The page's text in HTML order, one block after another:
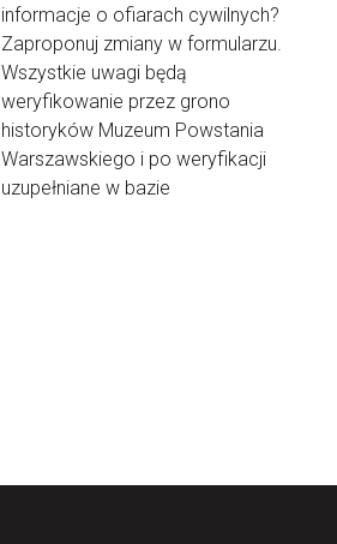
informacje o ofiarach cywilnych?
Zaproponuj zmiany w formularzu.
Wszystkie uwagi będą
weryfikowanie przez grono
historyków Muzeum Powstania
Warszawskiego i po weryfikacji
uzupełniane w bazie